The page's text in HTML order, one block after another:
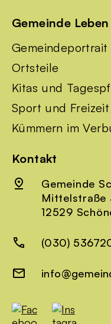
Gemeinde Leben
Gemeindeportrait
Ortsteile
Kitas und
Sport und Freizeit
Kümmern im
Kontakt
Gemeinde
Mittelstraße
12529
(030)